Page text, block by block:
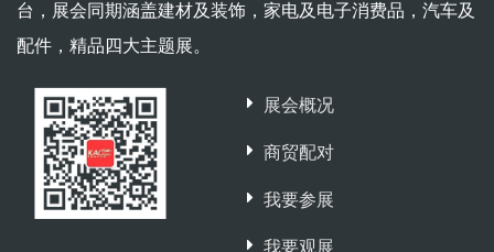
台，展会同期涵盖建材及装饰，家电及电子消费品，汽车及
配件，精品四大主题展。
展会概况
商贸配对
我要参展
我要观展